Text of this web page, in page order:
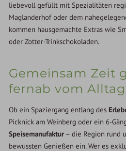
liebevoll gefüllt mit Spezialitäten
Maglanderhof oder dem
kommen hausgemachte Extras wie
oder Zotter-Trinkschokoladen.
Gemeinsam Zeit
fernab vom Alltag
Ob ein Spaziergang entlang des
Picknick am Weinberg oder ein 6-
Speisemanufaktur – die Region rund
bewussten Genießen ein. Wer es